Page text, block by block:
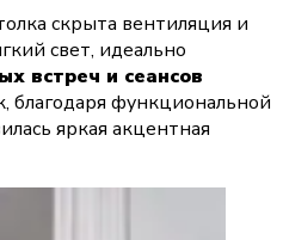
свет, идеально
встреч и сеансов
благодаря функциональной
яркая акцентная